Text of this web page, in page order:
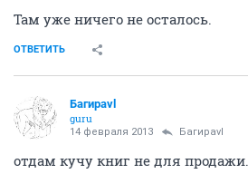
Там уже ничего не осталось.
ОТВЕТИТЬ
Багираvl
guru
14 февраля 2013 Багираvl
отдам кучу книг не для